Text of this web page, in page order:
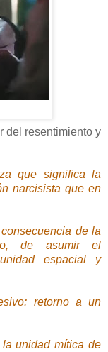
del resentimiento y
que significa la
narcisista que en
de la
de asumir el
espacial y
retorno a un
unidad mítica de